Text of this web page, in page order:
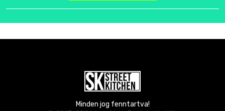
Minden jog fenntartva!